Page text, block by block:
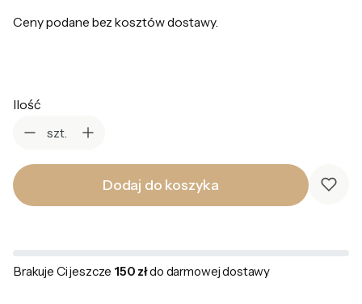
Ceny podane bez kosztów dostawy.
Ilość
szt.
Dodaj do koszyka
Brakuje Ci jeszcze 150 złdo darmowej dostawy